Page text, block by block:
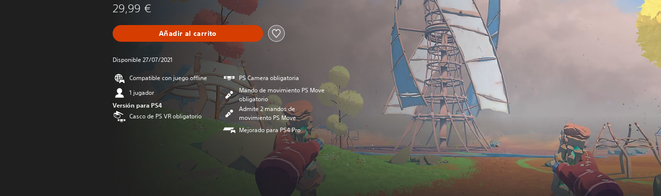
29,99 €
Añadir al carrito
Disponible 27/07/2021
Compatible con juego offline
1 jugador
Versión para PS4
Casco de PS VR obligatorio
PS Camera obligatoria
Mando de movimiento PS Move
obligatorio
Admite 2 mandos de
movimiento PS Move
Mejorado para PS4 Pro